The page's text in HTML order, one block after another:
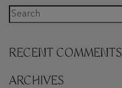
RECENT COMMENTS
ARCHIVES